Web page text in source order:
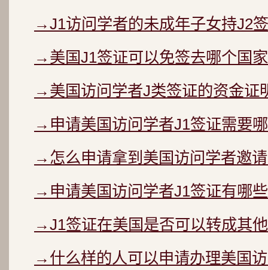
→J1访问学者的未成年子女持J2
→美国J1签证可以免签去哪个国
→美国访问学者J类签证的资金证
→申请美国访问学者J1签证需要
→怎么申请拿到美国访问学者邀
→申请美国访问学者J1签证有哪
→J1签证在美国是否可以转成其
→什么样的人可以申请办理美国